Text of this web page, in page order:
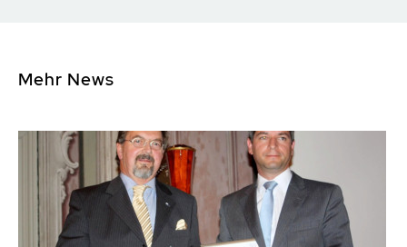
Mehr News